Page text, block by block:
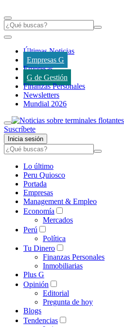
Últimas Noticias
Empresas G
Empresas
G de Gestión
Finanzas Personales
Newsletters
Mundial 2026
Suscríbete
Inicia sesión
Lo último
Peru Quiosco
Portada
Empresas
Management & Empleo
Economía
Mercados
Perú
Política
Tu Dinero
Finanzas Personales
Inmobiliarias
Plus G
Opinión
Editorial
Pregunta de hoy
Blogs
Tendencias